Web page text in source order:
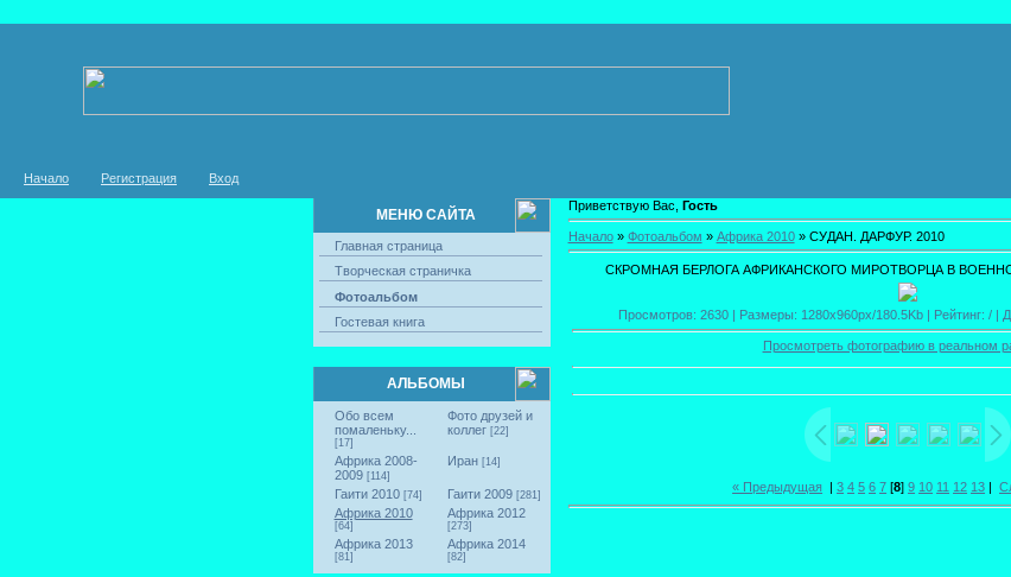
Начало Регистрация Вход
МЕНЮ САЙТА
Главная страница
Творческая страничка
Фотоальбом
Гостевая книга
АЛЬБОМЫ
Обо всем
помаленьку...
[17]
Фото друзей и
коллег [22]
Африка 2008-
2009 [114]
Иран [14]
Гаити 2010 [74] Гаити 2009 [281]
Африка 2010
[64]
Африка 2012
[273]
Африка 2013
[81]
Африка 2014
[82]
Приветствую Вас, Гость
Начало» Фотоальбом » Африка 2010» СУДАН. ДАРФУР. 2010
СКРОМНАЯ БЕРЛОГА АФРИКАНСКОГО МИРОТВОРЦА В
Просмотров: 2630 | Размеры: 1280x960px/180.5Kb | Рейтинг: / |
Просмотреть фотографию в реальном
« Предыдущая |3 4 5 6 7 [8]9 10 11 12 13 |